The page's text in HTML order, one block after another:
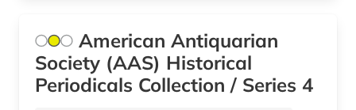
geschichte 1999 (1)
geschichte 2007 (1)
Zypern (1)
American Antiquarian
Society (AAS) Historical
Periodicals Collection / Series 4